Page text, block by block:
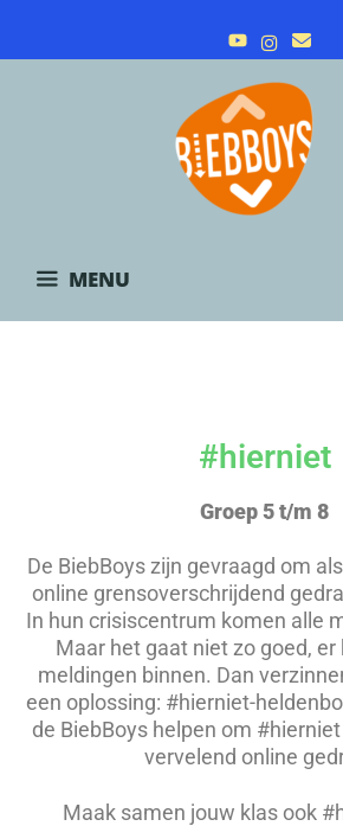
to
MENU
#hierniet
Groep 5 t/m 8
De BiebBoys zijn gevraagd om
online grensoverschrijdend
In hun crisiscentrum komen alle
Maar het gaat niet zo goed, er
meldingen binnen. Dan
een oplossing: #hierniet-
de BiebBoys helpen om
vervelend online
Maak samen jouw klas ook